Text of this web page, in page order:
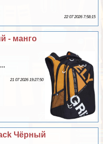
22 07 2026 7:58:15
- манго
21 07 2026 19:27:50
Чёрный